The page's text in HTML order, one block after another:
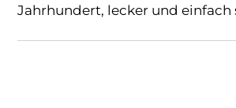
Jahrhundert, lecker und einfach